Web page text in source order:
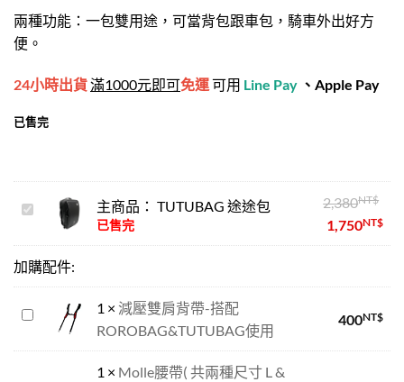
兩種功能：一包雙用途，可當背包跟車包，騎車外出好方
便。
24小時出貨滿1000元即可免運可用 Line Pay 、 Apple Pay
已售完
TUTUBAG
途
包
主商品： TUTUBAG 途途包
已售完
2,380NT$
1,750NT$
加購配件:
減
雙
1 × 減壓雙肩背帶-搭配
ROROBAG&TUTUBAG使用
400NT$
1 × Molle腰帶( 共兩種尺寸 L &